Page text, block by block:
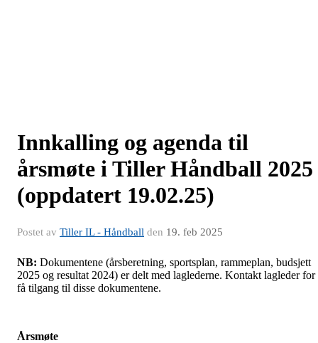
Innkalling og agenda til
årsmøte i Tiller Håndball 2025
(oppdatert 19.02.25)
Postet av Tiller IL - Håndball den 19. feb 2025
NB: Dokumentene (årsberetning, sportsplan, rammeplan, budsjett
2025 og resultat 2024) er delt med laglederne. Kontakt lagleder for
få tilgang til disse dokumentene.
Årsmøte